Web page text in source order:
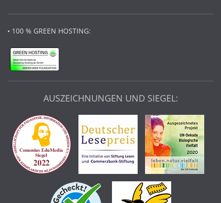
• 100 % GREEN HOSTING:
AUSZEICHNUNGEN UND SIEGEL: